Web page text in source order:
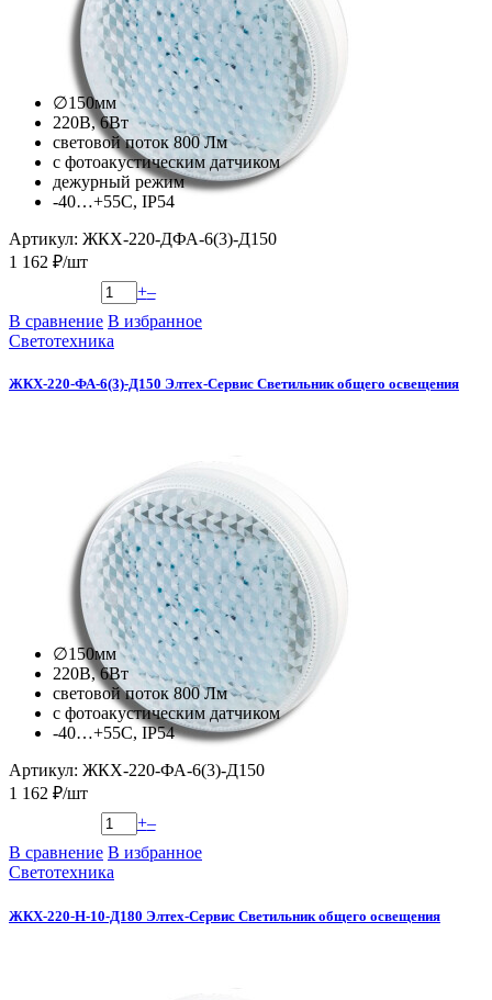
∅150мм
220В, 6Вт
световой поток 800 Лм
с фотоакустическим датчиком
дежурный режим
-40…+55С, IP54
Артикул: ЖКХ-220-ДФА-6(3)-Д150
1 162 ₽/шт
+–
В сравнение В избранное
Светотехника
ЖКХ-220-ФА-6(3)-Д150 Элтех-Сервис Светильник общего освещения
∅150мм
220В, 6Вт
световой поток 800 Лм
с фотоакустическим датчиком
-40…+55С, IP54
Артикул: ЖКХ-220-ФА-6(3)-Д150
1 162 ₽/шт
+–
В сравнение В избранное
Светотехника
ЖКХ-220-Н-10-Д180 Элтех-Сервис Светильник общего освещения